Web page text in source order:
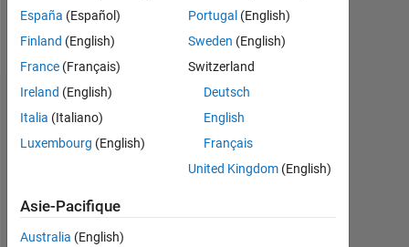
Statistiques
España (Español)
Finland (English)
France (Français)
Ireland (English)
Italia (Italiano)
Luxembourg (English)
Portugal (English)
Sweden (English)
Switzerland
Deutsch
English
Français
United Kingdom(English)
Asie-Pacifique
Australia (English)